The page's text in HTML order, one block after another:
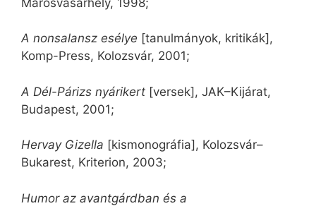
A nonsalansz esélye [tanulmányok, kritikák],
Komp-Press, Kolozsvár, 2001;
A Dél-Párizs nyárikert [versek], JAK–Kijárat,
Budapest, 2001;
Hervay Gizella [kismonográfia], Kolozsvár–
Bukarest, Kriterion, 2003;
Humor az avantgárdban és a